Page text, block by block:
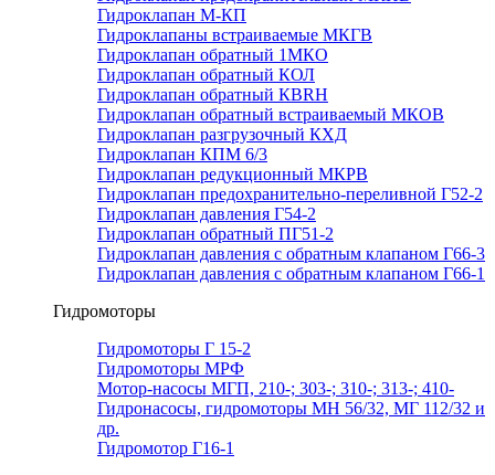
Гидроклапан М-КП
Гидроклапаны встраиваемые МКГВ
Гидроклапан обратный 1МКО
Гидроклапан обратный КОЛ
Гидроклапан обратный КВRН
Гидроклапан обратный встраиваемый МКОВ
Гидроклапан разгрузочный КХД
Гидроклапан КПМ 6/3
Гидроклапан редукционный МКРВ
Гидроклапан предохранительно-переливной Г52-2
Гидроклапан давления Г54-2
Гидроклапан обратный ПГ51-2
Гидроклапан давления с обратным клапаном Г66-3
Гидроклапан давления с обратным клапаном Г66-1
Гидромоторы
Гидромоторы Г 15-2
Гидромоторы МРФ
Мотор-насосы МГП, 210-; 303-; 310-; 313-; 410-
Гидронасосы, гидромоторы МН 56/32, МГ 112/32 и
др.
Гидромотор Г16-1